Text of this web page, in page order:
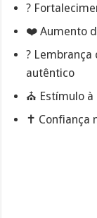
?️
❤️ Aumento
?
autêntico
⛪ Estímulo
✝️ Confiança